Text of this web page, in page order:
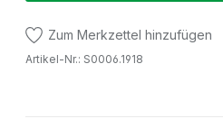
Zum Merkzettel hinzufügen
Artikel-Nr.: S0006.1918